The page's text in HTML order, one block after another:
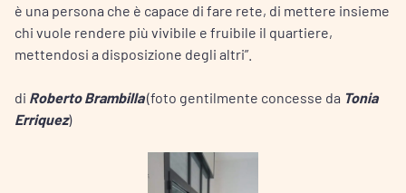
è una persona che è capace di fare rete, di mettere insieme
chi vuole rendere più vivibile e fruibile il quartiere,
mettendosi a disposizione degli altri”.
di Roberto Brambilla(foto gentilmente concesse da Tonia
Erriquez)